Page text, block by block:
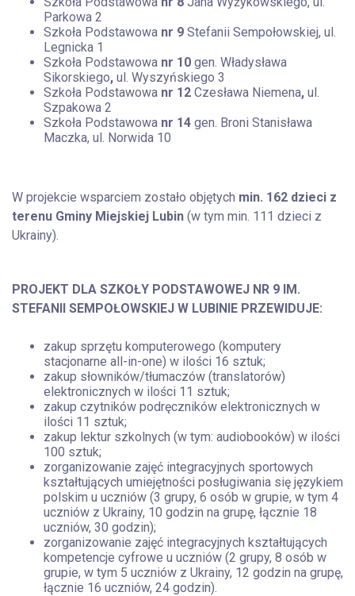
Parkowa 2
Szkoła Podstawowa nr 9 Stefanii Sempołowskiej, ul.
Legnicka 1
Szkoła Podstawowa nr 10 gen. Władysława
Sikorskiego, ul. Wyszyńskiego 3
Szkoła Podstawowa nr 12 Czesława Niemena, ul.
Szpakowa 2
Szkoła Podstawowa nr 14 gen. Broni Stanisława
Maczka, ul. Norwida 10
W projekcie wsparciem zostało objętych min. 162 dzieci z
terenu Gminy Miejskiej Lubin (w tym min. 111 dzieci z
Ukrainy).
PROJEKT DLA SZKOŁY PODSTAWOWEJ NR 9 IM.
STEFANII SEMPOŁOWSKIEJ W LUBINIE PRZEWIDUJE:
zakup sprzętu komputerowego (komputery
stacjonarne all-in-one) w ilości 16 sztuk;
zakup słowników/tłumaczów (translatorów)
elektronicznych w ilości 11 sztuk;
zakup czytników podręczników elektronicznych w
ilości 11 sztuk;
zakup lektur szkolnych (w tym: audiobooków) w ilości
100 sztuk;
zorganizowanie zajęć integracyjnych sportowych
kształtujących umiejętności posługiwania się językiem
polskim u uczniów (3 grupy, 6 osób w grupie, w tym 4
uczniów z Ukrainy, 10 godzin na grupę, łącznie 18
uczniów, 30 godzin);
zorganizowanie zajęć integracyjnych kształtujących
kompetencje cyfrowe u uczniów (2 grupy, 8 osób w
grupie, w tym 5 uczniów z Ukrainy, 12 godzin na grupę,
łącznie 16 uczniów, 24 godzin).